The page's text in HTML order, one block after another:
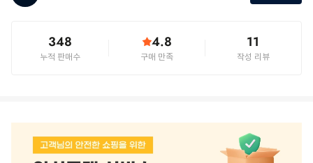
348
누적 판매수
4.8
구매 만족
11
작성 리뷰